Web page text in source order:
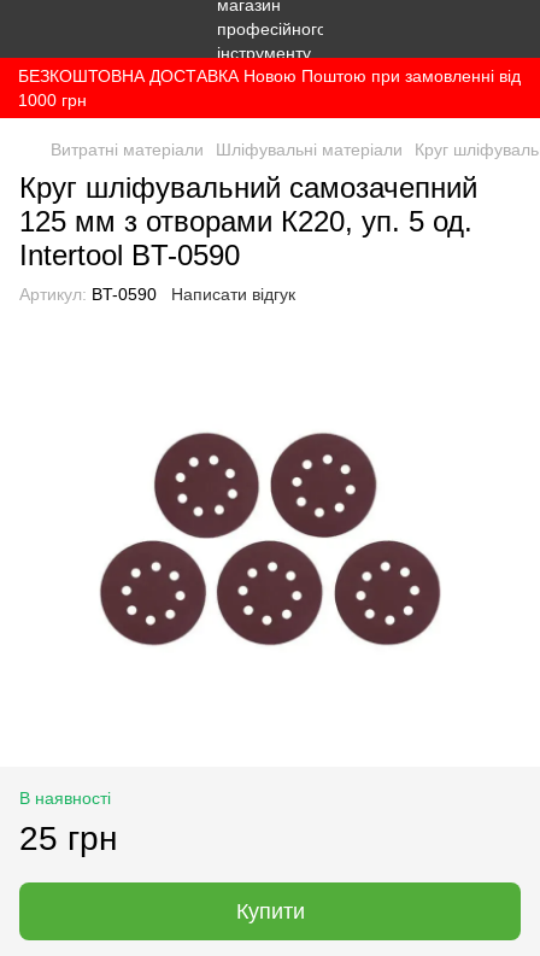
БЕЗКОШТОВНА ДОСТАВКА Новою Поштою при замовленні від
1000 грн
Витратні матеріали Шліфувальні матеріали Круг
Круг шліфувальний самозачепний
125 мм з отворами К220, уп. 5 од.
Intertool BT-0590
Артикул: BT-0590 Написати відгук
В наявності
25 грн
Купити